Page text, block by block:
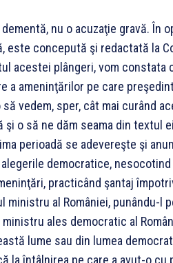
nu o acuzaţie gravă. În
este concepută şi redactată la
acestei plângeri, vom
a ameninţărilor pe care
vedem, sper, cât mai curând
o să ne dăm seama din textul
perioadă se adevereşte şi
democratice,
practicând şantaj
ministru al României, punându-l
ales democratic al
lume sau din lumea
la întâlnirea pe care a avut-o